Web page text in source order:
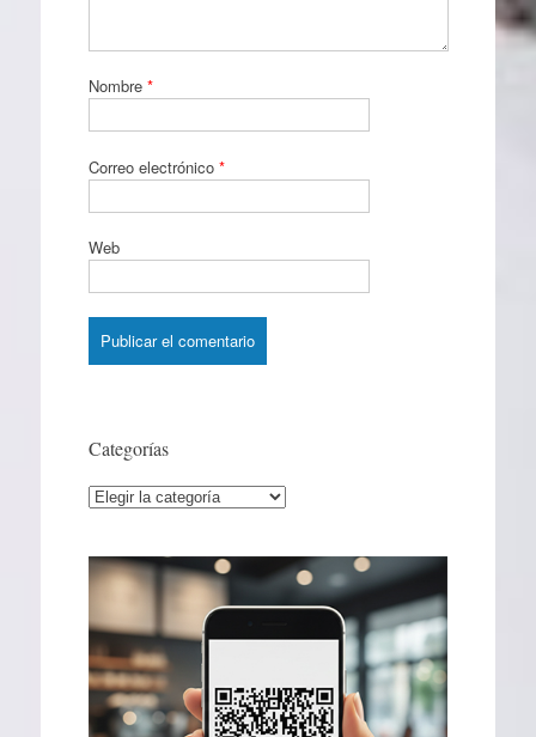
Nombre *
Correo electrónico *
Web
Categorías
Categorías